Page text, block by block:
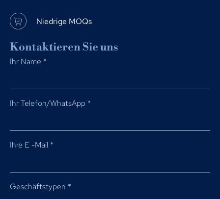
Niedrige MOQs
Kontaktieren Sie uns
Ihr Name *
Ihr Telefon/WhatsApp *
Ihre E -Mail *
Geschäftstypen *